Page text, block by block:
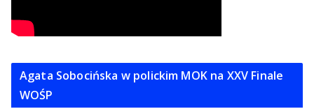
Agata Sobocińska w polickim MOK na XXV Finale
WOŚP